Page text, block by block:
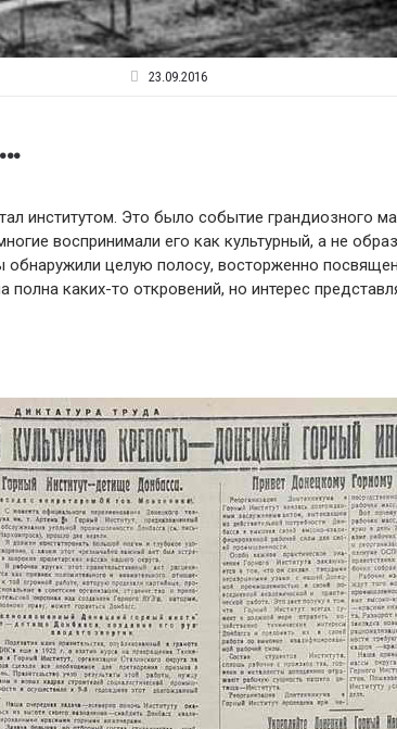
23.09.2016
институтом. Это было событие грандиозного
воспринимали его как культурный, а не
обнаружили целую полосу, восторженно
каких-то откровений, но интерес